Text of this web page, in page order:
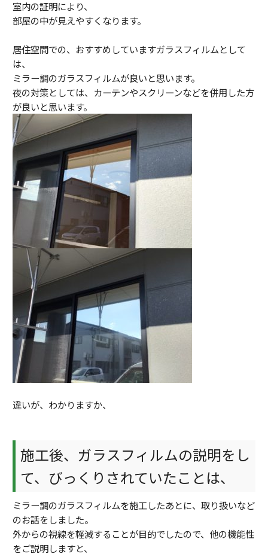
室内の証明により、
部屋の中が見えやすくなります。
居住空間での、おすすめしていますガラスフィルムとして
は、
ミラー調のガラスフィルムが良いと思います。
夜の対策としては、カーテンやスクリーンなどを併用した方
が良いと思います。
違いが、わかりますか、
施工後、ガラスフィルムの説明をし
て、びっくりされていたことは、
ミラー調のガラスフィルムを施工したあとに、取り扱いなど
のお話をしました。
外からの視線を軽減することが目的でしたので、他の機能性
をご説明しますと、